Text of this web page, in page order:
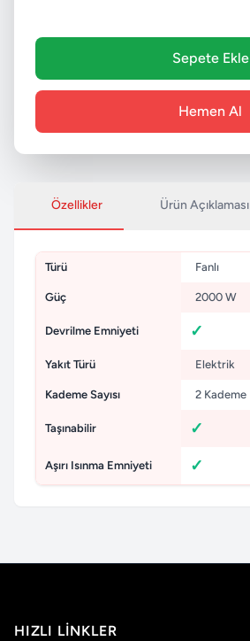
Sepete Ekle
Hemen Al
Özellikler Ürün Açıklaması
Türü Fanlı
Güç 2000 W
Devrilme Emniyeti
Yakıt Türü Elektrik
Kademe Sayısı 2 Kademe
Taşınabilir
Aşırı Isınma Emniyeti
HIZLI LINKLER